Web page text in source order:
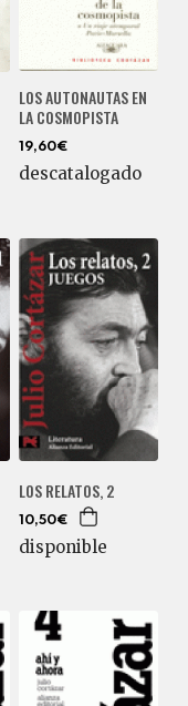
LOS AUTONAUTAS EN
LA COSMOPISTA
19,60€
descatalogado
LOS RELATOS, 2
10,50€
disponible